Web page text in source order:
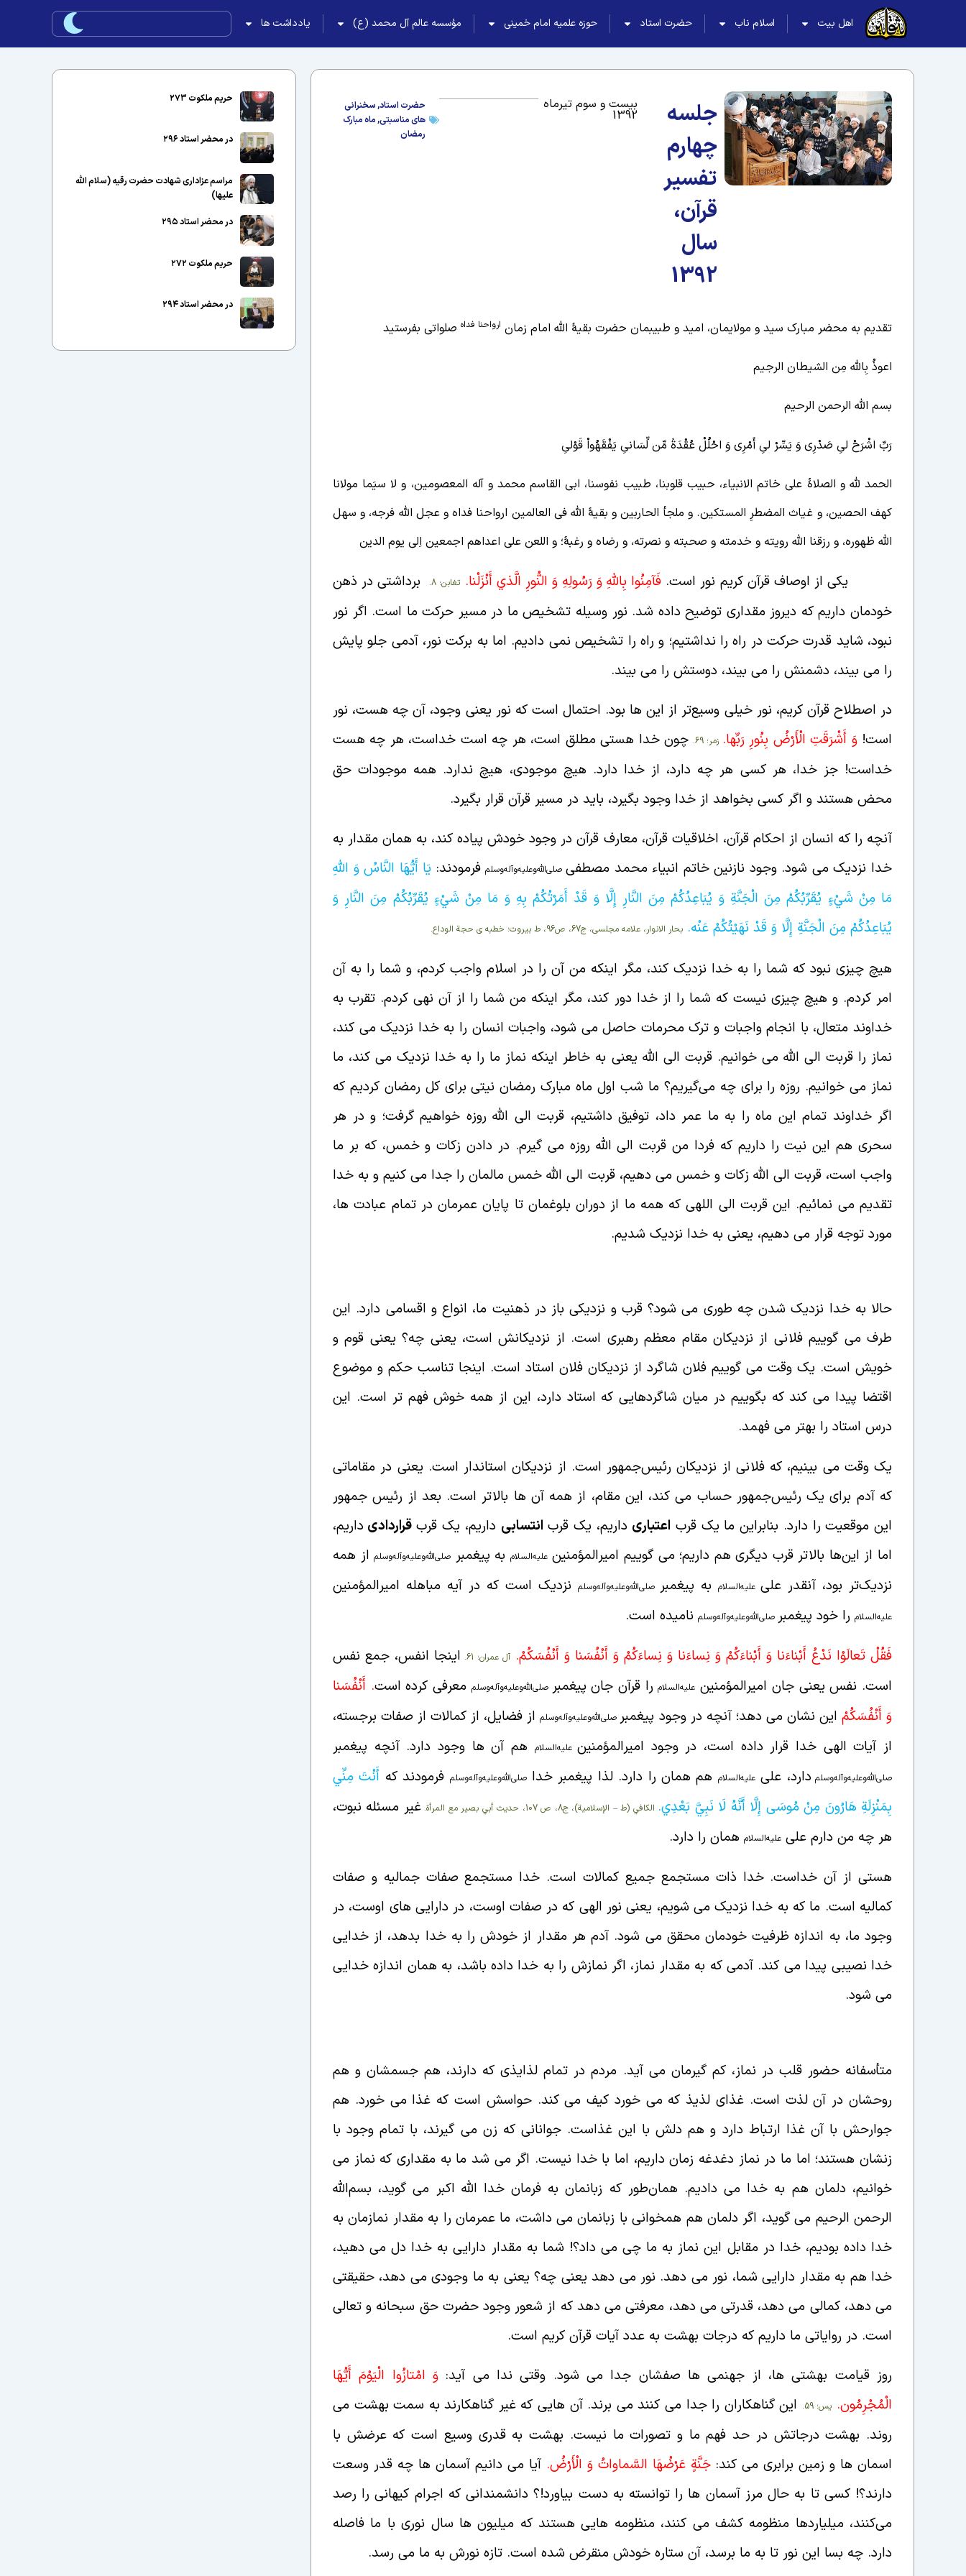
اهل بیت اسلام ناب حضرت استاد حوزه علمیه امام خمینی مؤسسه عالم آل محمد (ع) یادداشت ها
جلسه
چهارم
تفسیر
قرآن،
سال
1392
بیست و سوم تیرماه
1392
حضرت استاد,سخنرانی
های مناسبتی,ماه مبارک
رمضان
تقدیم به محضر مبارک سید و مولایمان، امید و طبیبمان حضرت بقیۀ الله امام زمان ارواحنا فداه صلواتی بفرستید
اعوذُ بِالله مِن الشیطان الرجیم
بسم الله الرحمن الرحیم
رَبّ‏ِ اشْرَحْ لىِ صَدْرِى وَ يَسِّرْ لىِ أَمْرِى وَ احْلُلْ عُقْدَةً مِّن لِّسَانىِ يَفْقَهُواْ قَوْلىِ
الحمد لله و الصلاۀ علی خاتم الانبیاء، حبیب قلوبنا، طبیب نفوسنا، ابی القاسم محمد و آله المعصومین، و لا سیَما مولانا
کهف الحصین، و غیاث المضطرِ المستکین. و ملجأ الحاربین و بقیۀ الله فی العالمین ارواحنا فداه و عجل الله فرجه، و سهل
الله ظهوره، و رزقنا الله رویته و خدمته و صحبته و نصرته، و رضاه و رغبۀ؛ و اللعن علی اعداهم اجمعین اِلی یوم الدین
یکی از اوصاف قرآن کریم نور است. فَآمِنُوا بِاللَّهِ وَ رَسُولِهِ وَ النُّورِ الَّذي أَنْزَلْنا.تغابن؛ 8.
برداشتی در ذهن
خودمان داریم که دیروز مقداری توضیح داده شد. نور وسیله تشخیص ما در مسیر حرکت ما است. اگر نور
نبود، شاید قدرت حرکت در راه را نداشتیم؛ و راه را تشخیص نمی دادیم. اما به برکت نور، آدمی جلو پایش
را می بیند، دشمنش را می بیند، دوستش را می بیند.
در اصطلاح قرآن کریم، نور خیلی وسیع‌تر از این ها بود. احتمال است که نور یعنی وجود، آن چه هست، نور
است!وَ أَشْرَقَتِ الْأَرْضُ بِنُورِ رَبِّها. زمر؛ 69.
چون خدا هستی مطلق است، هر چه است خداست، هر چه هست
خداست! جز خدا، هر کسی هر چه دارد، از خدا دارد. هیچ موجودی، هیچ ندارد. همه موجودات حق
محض هستند و اگر کسی بخواهد از خدا وجود بگیرد، باید در مسیر قرآن قرار بگیرد.
آنچه را که انسان از احکام قرآن، اخلاقیات قرآن، معارف قرآن در وجود خودش پیاده کند، ‌به همان مقدار به
خدا نزدیک می شود. وجود نازنین خاتم انبیاء محمد مصطفی صلی‌الله‌و‌علیه‌و‌آله‌و‌سلمفرمودند: يَا أَيُّهَا النَّاسُ وَ اللَّهِ
مَا مِنْ شَيْ‏ءٍ يُقَرِّبُكُمْ مِنَ الْجَنَّةِ وَ يُبَاعِدُكُمْ مِنَ النَّارِ إِلَّا وَ قَدْ أَمَرْتُكُمْ بِهِ وَ مَا مِنْ شَيْ‏ءٍ يُقَرِّبُكُمْ مِنَ النَّارِ وَ
يُبَاعِدُكُمْ مِنَ الْجَنَّةِ إِلَّا وَ قَدْ نَهَيْتُكُمْ عَنْه‏. بحار الانوار، علامه مجلسی، ج67، ص96، ط بیروت؛ خطبه ی حجة الوداع.
هیچ چیزی نبود که شما را به خدا نزدیک کند، مگر اینکه من آن را در اسلام واجب کردم،‌ و شما را به آن
امر کردم. و هیچ چیزی نیست که شما را از خدا دور کند، مگر اینکه من شما را از آن نهی کردم. تقرب به
خداوند متعال، با انجام واجبات و ترک محرمات حاصل می شود، واجبات انسان را به خدا نزدیک می کند،
نماز را قربت الی الله می خوانیم. قربت الی الله یعنی به خاطر اینکه نماز ما را به خدا نزدیک می کند، ما
نماز می خوانیم. روزه را برای چه می‌گیریم؟ ما شب اول ماه مبارک رمضان نیتی برای کل رمضان کردیم که
اگر خداوند تمام این ماه را به ما عمر داد، توفیق داشتیم، قربت الی الله روزه خواهیم گرفت؛ و در هر
سحری هم این نیت را داریم که فردا من قربت الی الله روزه می گیرم. در دادن زکات و خمس، که بر ما
واجب است، قربت الی الله زکات و خمس می دهیم، قربت الی الله خمس مالمان را جدا می کنیم و به خدا
تقدیم می نمائیم. این قربت الی اللهی که همه ما از دوران بلوغمان تا پایان عمرمان در تمام عبادت ها،
مورد توجه قرار می دهیم، یعنی به خدا نزدیک شدیم.
حالا به خدا نزدیک شدن چه طوری می شود؟ قرب و نزدیکی باز در ذهنیت ما، انواع و اقسامی دارد. این
طرف می گوییم فلانی از نزدیکان مقام معظم رهبری است. از نزدیکانش است، یعنی چه؟ یعنی قوم و
خویش است. یک وقت می گوییم فلان شاگرد از نزدیکان فلان استاد است. اینجا تناسب حکم و موضوع
اقتضا پیدا می کند که بگوییم در میان شاگردهایی که استاد دارد، این از همه خوش فهم تر است. این
درس استاد را بهتر می فهمد.
یک وقت می بینیم، که فلانی از نزدیکان رئیس‌جمهور است. از نزدیکان استاندار است. یعنی در مقاماتی
که آدم برای یک رئیس‌جمهور حساب می کند، این مقام، از همه آن ها بالاتر است. بعد از رئیس جمهور
این موقعیت را دارد. بنابراین ما یک قرب اعتباری داریم، یک قرب انتسابی داریم، یک قربقراردادی داریم،
اما از این‌ها بالاتر قرب دیگری هم داریم؛ می گوییم امیرالمؤمنینعلیه‌السلام به پیغمبر صلی‌الله‌و‌علیه‌و‌آله‌و‌سلماز همه
نزدیک‌تر بود، آنقدر علی علیه‌السلام به پیغمبر صلی‌الله‌و‌علیه‌و‌آله‌و‌سلم نزدیک است که در آیه مباهله امیرالمؤمنین
علیه‌السلام را خود پیغمبر صلی‌الله‌و‌علیه‌و‌آله‌و‌سلم نامیده است.
فَقُلْ تَعالَوْا نَدْعُ أَبْناءَنا وَ أَبْناءَكُمْ وَ نِساءَنا وَ نِساءَكُمْ وَ أَنْفُسَنا وَ أَنْفُسَكُمْ. آل عمران؛ 61.
اینجا انفس، جمع نفس
است. نفس یعنی جان امیرالمؤمنین علیه‌السلامرا قرآن جان پیغمبر صلی‌الله‌و‌علیه‌و‌آله‌و‌سلم معرفی کرده است. أَنْفُسَنا
وَ أَنْفُسَكُمْ این نشان می دهد؛ آنچه در وجود پیغمبر صلی‌الله‌و‌علیه‌و‌آله‌و‌سلماز فضایل، از کمالات از صفات برجسته،
از آیات الهی خدا قرار داده است، در وجود امیرالمؤمنینعلیه‌السلام هم آن ها وجود دارد. آنچه پیغمبر
صلی‌الله‌و‌علیه‌و‌آله‌و‌سلم دارد، علیعلیه‌السلام هم همان را دارد. لذا پیغمبر خداصلی‌الله‌و‌علیه‌و‌آله‌و‌سلم فرمودند که أَنْتَ مِنِّي
بِمَنْزِلَةِ هَارُونَ‏ مِنْ مُوسَى إِلَّا أَنَّهُ لَا نَبِيَّ بَعْدِي. الكافي (ط – الإسلامية)، ج‏8، ص 107، حديث أبي بصير مع المرأة.
غیر مسئله نبوت،
هر چه من دارم علی علیه‌السلام همان را دارد.
هستی از آن خداست. خدا ذات مستجمع جمیع کمالات است. خدا مستجمع صفات جمالیه و صفات
کمالیه است. ما که به خدا نزدیک می شویم، یعنی نور الهی که در صفات اوست، در دارایی های اوست، در
وجود ما، به اندازه ظرفیت خودمان محقق می شود. آدم هر مقدار از خودش را به خدا بدهد، از خدایی
خدا نصیبی پیدا می کند. آدمی که به مقدار نماز، اگر نمازش را به خدا داده باشد، به همان اندازه خدایی
می شود.
متأسفانه حضور قلب در نماز، کم گیرمان می آید. مردم در تمام لذایذی که دارند، هم جسمشان و هم
روحشان در آن لذت است. غذای لذیذ که می خورد کیف می کند. حواسش است که غذا می خورد. هم
جوارحش با آن غذا ارتباط دارد و هم دلش با این غذاست. جوانانی که زن می گیرند، با تمام وجود با
زنشان هستند؛ اما ما در نماز دغدغه زمان داریم، اما با خدا نیست. اگر می شد ما به مقداری که نماز می
خوانیم، دلمان هم به خدا می دادیم. همان‌طور که زبانمان به فرمان خدا الله اکبر می گوید، بسم‌الله
الرحمن الرحیم می گوید، اگر دلمان هم همخوانی با زبانمان می داشت، ما عمرمان را به مقدار نمازمان به
خدا داده بودیم، خدا در مقابل این نماز به ما چی می داد؟! شما به مقدار دارایی به خدا دل می دهید،
خدا هم به مقدار دارایی شما، نور می دهد. نور می دهد یعنی چه؟ یعنی به ما وجودی می دهد، حقیقتی
می دهد، کمالی می دهد، قدرتی می دهد، معرفتی می دهد که از شعور وجود حضرت حق سبحانه و تعالی
است. در روایاتی ما داریم که درجات بهشت به عدد آیات قرآن کریم است.
روز قیامت بهشتی ها، از جهنمی ها صفشان جدا می شود. وقتی ندا می آید: وَ امْتازُوا الْيَوْمَ أَيُّهَا
الْمُجْرِمُون. یس؛ 59.
این گناهکاران را جدا می کنند می برند. آن هایی که غیر گناهکارند به سمت بهشت می
روند. بهشت درجاتش در حد فهم ما و تصورات ما نیست. بهشت به قدری وسیع است که عرضش با
اسمان ها و زمین برابری می کند: جَنَّةٍ عَرْضُهَا السَّماواتُ وَ الْأَرْضُ. آیا می دانیم آسمان ها چه قدر وسعت
دارند؟! کسی تا به حال مرز آسمان ها را توانسته به دست بیاورد!؟ دانشمندانی که اجرام کیهانی را رصد
می‌کنند، میلیاردها منظومه کشف می کنند، منظومه هایی هستند که میلیون ها سال نوری با ما فاصله
دارد. چه بسا این نور تا به ما برسد، آن ستاره خودش منقرض شده است. تازه نورش به ما می رسد.
حریم ملکوت ۲۷۳
در محضر استاد ۲۹۶
مراسم عزاداری شهادت حضرت رقیه (سلام الله
علیها)
در محضر استاد ۲۹۵
حریم ملکوت ۲۷۲
در محضر استاد ۲۹۴